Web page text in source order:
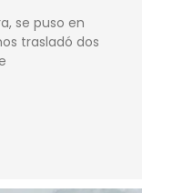
se puso en
trasladó dos